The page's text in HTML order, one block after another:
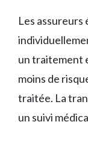
Les assureurs
un traitement
moins de
traitée. La
un suivi